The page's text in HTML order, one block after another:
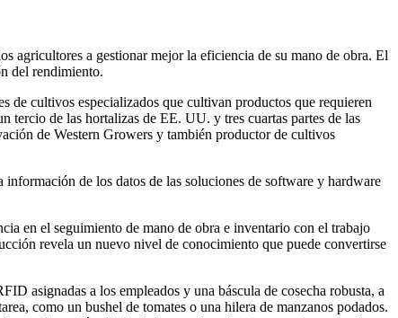
agricultores a gestionar mejor la eficiencia de su mano de obra. El
del rendimiento.
de cultivos especializados que cultivan productos que requieren
tercio de las hortalizas de EE. UU. y tres cuartas partes de las
de Western Growers y también productor de cultivos
de los datos de las soluciones de software y hardware
en el seguimiento de mano de obra e inventario con el trabajo
revela un nuevo nivel de conocimiento que puede convertirse
asignadas a los empleados y una báscula de cosecha robusta, a
como un bushel de tomates o una hilera de manzanos podados.